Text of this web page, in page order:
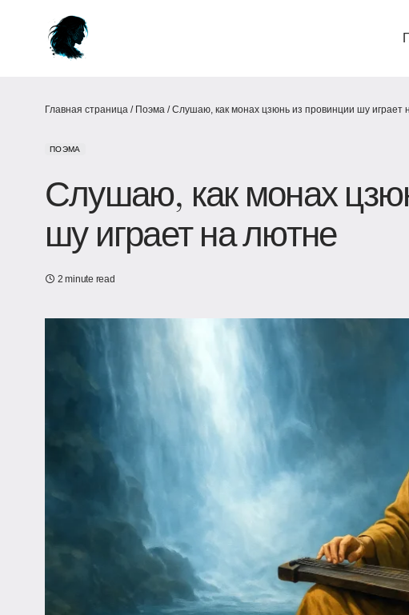
Главная страница / Поэма /Слушаю, как монах цзюнь из провинции шу играет
ПОЭМА
Слушаю, как монах
шу играет на лютне
2 minute read